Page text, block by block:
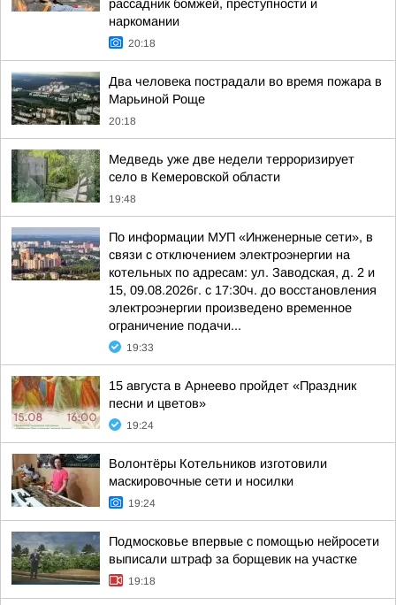
рассадник бомжей, преступности и
наркомании
20:18
Два человека пострадали во время пожара в
Марьиной Роще
20:18
Медведь уже две недели терроризирует
село в Кемеровской области
19:48
По информации МУП «Инженерные сети», в
связи с отключением электроэнергии на
котельных по адресам: ул. Заводская, д. 2 и
15, 09.08.2026г. с 17:30ч. до восстановления
электроэнергии произведено временное
ограничение подачи...
19:33
15 августа в Арнеево пройдет «Праздник
песни и цветов»
19:24
Волонтёры Котельников изготовили
маскировочные сети и носилки
19:24
Подмосковье впервые с помощью нейросети
выписали штраф за борщевик на участке
19:18